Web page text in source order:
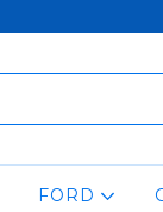
FORD